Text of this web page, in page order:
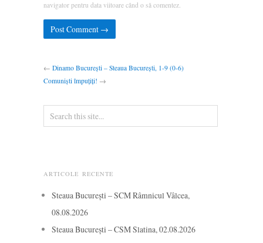
navigator pentru data viitoare când o să comentez.
← Dinamo București – Steaua București, 1-9 (0-6)
Comuniști împuțiți! →
ARTICOLE RECENTE
Steaua București – SCM Râmnicul Vâlcea,
08.08.2026
Steaua București – CSM Slatina, 02.08.2026